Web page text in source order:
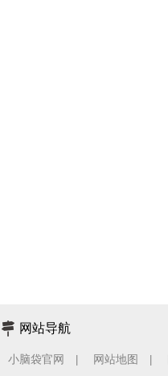
网站导航
小脑袋官网 网站地图